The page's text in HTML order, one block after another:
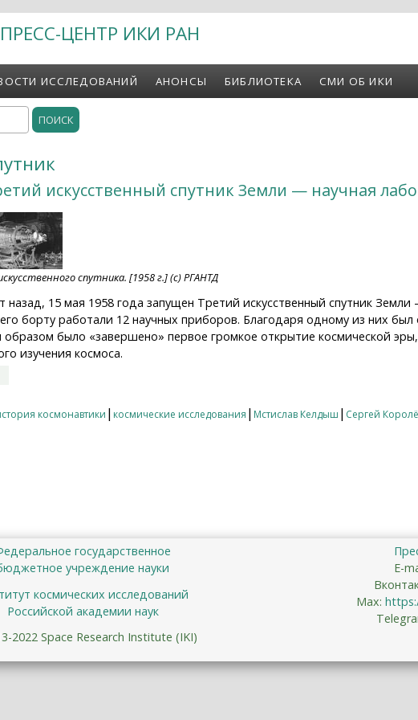
ПРЕСС-ЦЕНТР ИКИ РАН
ИССЛЕДОВАНИЙ АНОНСЫ БИБЛИОТЕКА СМИ ОБ ИКИ
искусственный спутник Земли — научная
спутника. [1958 г.] (с) РГАНТД
назад, 15 мая 1958 года запущен Третий искусственный спутник
борту работали 12 научных приборов. Благодаря одному из них
было «завершено» первое громкое открытие космической
изучения космоса.
космонавтики | космические исследования | Мстислав Келдыш | Сергей
государственное
учреждение науки
космических исследований
Российской академии наук
2022 Space Research Institute (IKI)
E-
Max: